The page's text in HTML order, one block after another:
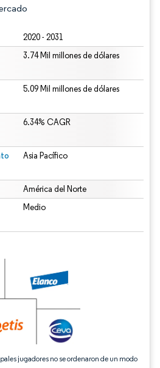
2020 - 2031
3.74 Mil millones de dólares
5.09 Mil millones de dólares
6.34% CAGR
Asia Pacífico
América del Norte
Medio
jugadores no se ordenaron de un modo
El uso requiere atribución según CC BY 4.0.